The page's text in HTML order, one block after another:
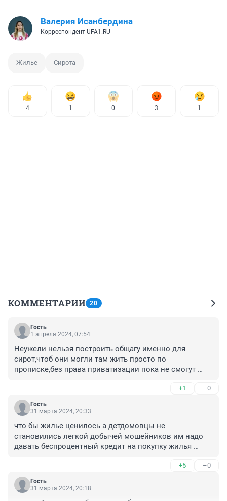
Валерия Исанбердина
Корреспондент UFA1.RU
Жилье Сирота
4 1 0 3 1
КОММЕНТАРИИ 20
Гость
1 апреля 2024, 07:54
Неужели нельзя построить общагу именно для
сирот,чтоб они могли там жить просто по
прописке,без права приватизации пока не смогут
дет.дома и он уже куда то должен зайти,а не ждать в
очереди не пойми сколько лет.
+1 –0
Гость
31 марта 2024, 20:33
что бы жилье ценилось а детдомовцы не
становились легкой добычей мошейников им надо
давать беспроцентный кредит на покупку жилья
своему жилью а проценты по кредиту будет платить
государство ведь не секрет что большинство сирот
социальные при живых безответственных родителях
+5 –0
Гость
31 марта 2024, 20:18